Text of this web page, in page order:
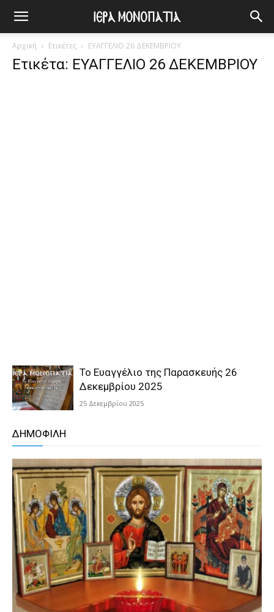
Αρχική Ετικέτες ΕΥΑΓΓΕΛΙΟ 26 ΔΕΚΕΜΒΡΙΟΥ
Ετικέτα: ΕΥΑΓΓΕΛΙΟ 26 ΔΕΚΕΜΒΡΙΟΥ
Το Ευαγγέλιο της Παρασκευής 26
Δεκεμβρίου 2025
25 Δεκεμβρίου 2025
ΔΗΜΟΦΙΛΗ